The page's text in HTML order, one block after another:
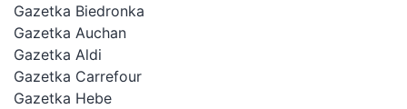
Gazetka Biedronka
Gazetka Auchan
Gazetka Aldi
Gazetka Carrefour
Gazetka Hebe